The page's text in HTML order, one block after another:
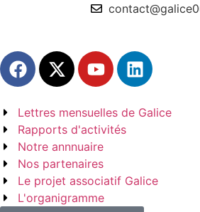
Lettres mensuelles de Galice
Rapports d'activités
Notre annnuaire
Nos partenaires
Le projet associatif Galice
L'organigramme